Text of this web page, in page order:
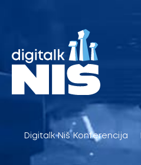
Digitalk Niš Konferencija